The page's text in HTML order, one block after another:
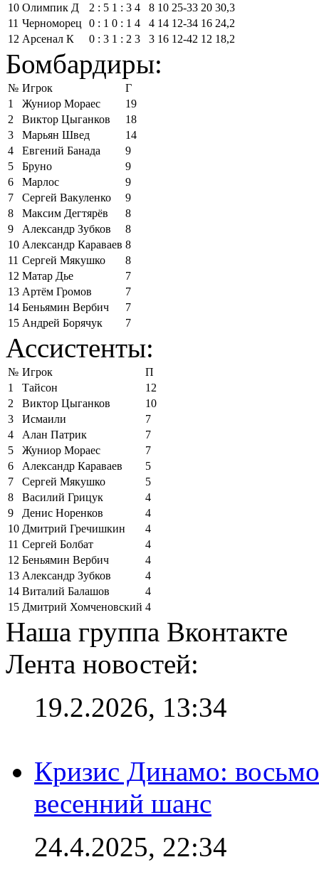
10 Олимпик Д 2 : 5 1 : 3 4 8 10 25‑33 20 30,3
11 Черноморец 0 : 1 0 : 1 4 4 14 12‑34 16 24,2
12 Арсенал К 0 : 3 1 : 2 3 3 16 12‑42 12 18,2
Бомбардиры:
№ Игрок
Г
1
Жуниор Мораес
19
2
Виктор Цыганков
18
3
Марьян Швед
14
4
Евгений Банада
9
5
Бруно
9
6
Марлос
9
7
Сергей Вакуленко
9
8
Максим Дегтярёв
8
9
Александр Зубков
8
10 Александр Караваев 8
11 Сергей Мякушко
8
12 Матар Дье
7
13 Артём Громов
7
14 Беньямин Вербич
7
15 Андрей Борячук 7
Ассистенты:
№ Игрок
П
1
Тайсон
12
2
Виктор Цыганков
10
3
Исмаили
7
4
Алан Патрик
7
5
Жуниор Мораес
7
6
Александр Караваев
5
7
Сергей Мякушко
5
8
Василий Грицук
4
9
Денис Норенков
4
10 Дмитрий Гречишкин
4
11 Сергей Болбат
4
12 Беньямин Вербич
4
13 Александр Зубков
4
14 Виталий Балашов
4
15 Дмитрий Хомченовский 4
Наша группа Вконтакте
Лента новостей:
19.2.2026, 13:34
Кризис Динамо:
весенний шанс
24.4.2025, 22:34